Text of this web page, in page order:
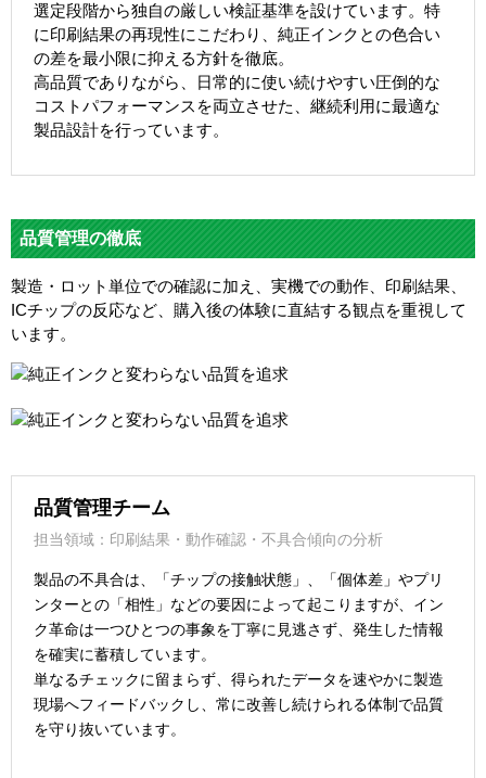
選定段階から独自の厳しい検証基準を設けています。特
に印刷結果の再現性にこだわり、純正インクとの色合い
の差を最小限に抑える方針を徹底。
高品質でありながら、日常的に使い続けやすい圧倒的な
コストパフォーマンスを両立させた、継続利用に最適な
製品設計を行っています。
品質管理の徹底
製造・ロット単位での確認に加え、実機での動作、印刷結果、
ICチップの反応など、購入後の体験に直結する観点を重視して
います。
品質管理チーム
担当領域：印刷結果・動作確認・不具合傾向の分析
製品の不具合は、「チップの接触状態」、「個体差」やプリ
ンターとの「相性」などの要因によって起こりますが、イン
ク革命は一つひとつの事象を丁寧に見逃さず、発生した情報
を確実に蓄積しています。
単なるチェックに留まらず、得られたデータを速やかに製造
現場へフィードバックし、常に改善し続けられる体制で品質
を守り抜いています。